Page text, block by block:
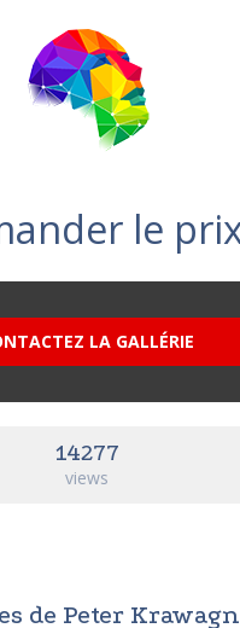
le
LA GALLÉRIE
14277
views
de Peter